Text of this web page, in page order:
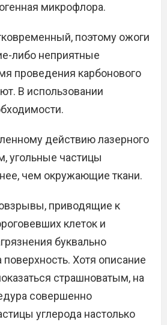
микрофлора.
поэтому ожоги
либо неприятные
проведения карбонового
В использовании
действию лазерного
угольные частицы
чем окружающие ткани.
приводящие к
клеток и
буквально
Хотя описание
страшноватым, на
совершенно
углерода настолько